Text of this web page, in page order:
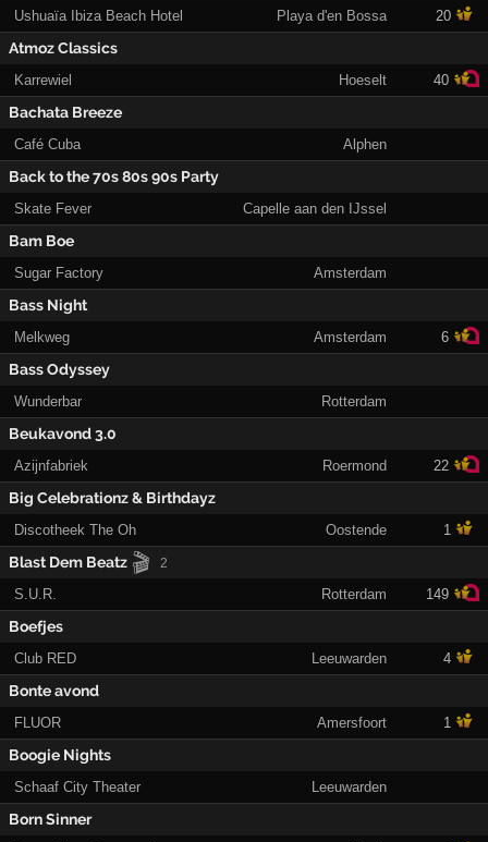
Ushuaïa Ibiza Beach Hotel Playa d'en Bossa 20
Atmoz Classics
Karrewiel Hoeselt 40
Bachata Breeze
Café Cuba Alphen
Back to the 70s 80s 90s Party
Skate Fever Capelle aan den IJssel
Bam Boe
Sugar Factory Amsterdam
Bass Night
Melkweg Amsterdam 6
Bass Odyssey
Wunderbar Rotterdam
Beukavond 3.0
Azijnfabriek Roermond 22
Big Celebrationz & Birthdayz
Discotheek The Oh Oostende 1
Blast Dem Beatz 🎬 2
S.U.R. Rotterdam 149
Boefjes
Club RED Leeuwarden 4
Bonte avond
FLUOR Amersfoort 1
Boogie Nights
Schaaf City Theater Leeuwarden
Born Sinner